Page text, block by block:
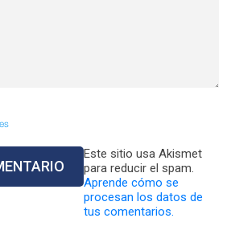
Este sitio usa Akismet
para reducir el spam.
Aprende cómo se
procesan los datos de
tus comentarios.